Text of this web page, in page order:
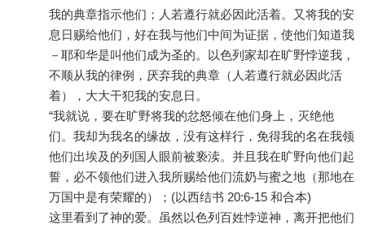
我的典章指示他们；人若遵行就必因此活着。又将我的安
息日赐给他们，好在我与他们中间为证据，使他们知道我
－耶和华是叫他们成为圣的。以色列家却在旷野悖逆我，
不顺从我的律例，厌弃我的典章（人若遵行就必因此活
着），大大干犯我的安息日。
“我就说，要在旷野将我的忿怒倾在他们身上，灭绝他
们。我却为我名的缘故，没有这样行，免得我的名在我领
他们出埃及的列国人眼前被亵渎。并且我在旷野向他们起
誓，必不领他们进入我所赐给他们流奶与蜜之地（那地在
万国中是有荣耀的）；(以西结书 20:6-15 和合本)
这里看到了神的爱。虽然以色列百姓悖逆神，离开把他们